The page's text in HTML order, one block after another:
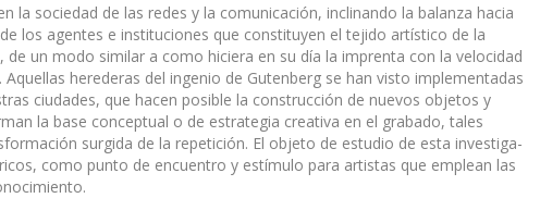
la sociedad de las redes y la comunicación, inclinando la balanza hacia
los agentes e instituciones que constituyen el tejido artístico de la
un modo similar a como hiciera en su día la imprenta con la velocidad
herederas del ingenio de Gutenberg se han visto implementadas
ciudades, que hacen posible la construcción de nuevos objetos y
la base conceptual o de estrategia creativa en el grabado, tales
surgida de la repetición. El objeto de estudio de esta investiga­
como punto de encuentro y estímulo para artistas que emplean las